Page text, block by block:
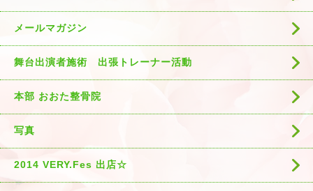
メールマガジン
舞台出演者施術 出張トレーナー活動
本部 おおた整骨院
写真
2014 VERY.Fes 出店☆